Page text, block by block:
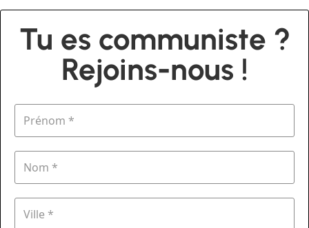
Tu es communiste ?
Rejoins-nous !